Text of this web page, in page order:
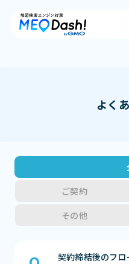
導入事例イン
よく
ご契約
その他
契約締結後のフ